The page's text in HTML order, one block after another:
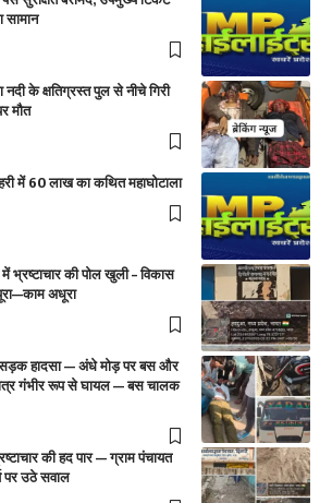
सामान
नदी के क्षतिग्रस्त पुल से नीचे गिरी
मौत
में 60 लाख का कथित महाघोटाला
में भ्रष्टाचार की पोल खुली – विकास
अधूरा
सड़क हादसा — अंधे मोड़ पर बस और
गंभीर रूप से घायल — बस चालक
की हद पार — ग्राम पंचायत
पर उठे सवाल